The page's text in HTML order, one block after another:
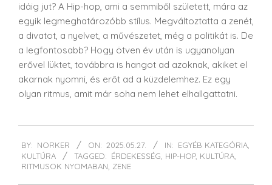
idáig jut? A Hip-hop, ami a semmiből született, mára az
egyik legmeghatározóbb stílus. Megváltoztatta a zenét,
a divatot, a nyelvet, a művészetet, még a politikát is. De
a legfontosabb? Hogy ötven év után is ugyanolyan
erővel lüktet, továbbra is hangot ad azoknak, akiket el
akarnak nyomni, és erőt ad a küzdelemhez. Ez egy
olyan ritmus, amit már soha nem lehet elhallgattatni.
05-
27
BY: NORKER ON: 2025.05.27. IN: EGYÉB KATEGÓRIA
KULTÚRA
TAGGED: ÉRDEKESSÉG HIP-HOP, KULTÚRA
RITMUSOK NYOMABAN ZENE